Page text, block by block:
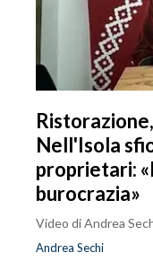
Nell'Isola
proprietari:
burocrazia»
Video di Andrea
Andrea Sechi